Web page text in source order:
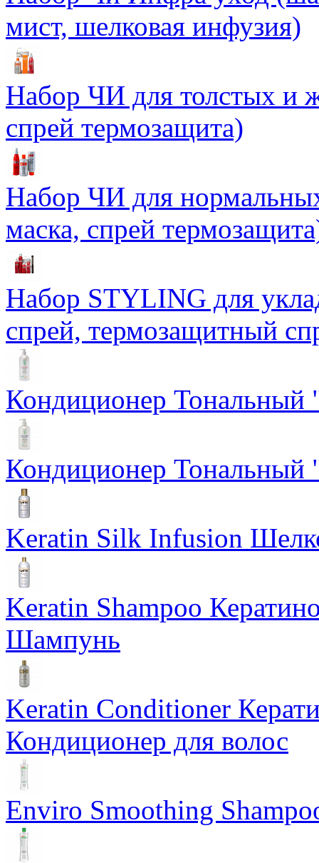
мист, шелковая инфузия)
Набор ЧИ для толстых и
спрей термозащита)
Набор ЧИ для
маска, спрей
Набор STYLING для
спрей, термозащитный
Кондиционер
Кондиционер Тональный
Keratin Silk Infusion
Keratin Shampoo
Шампунь
Keratin Conditioner
Кондиционер для волос
Enviro Smoothing